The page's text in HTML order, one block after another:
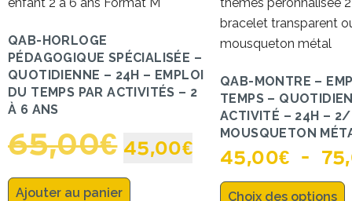
QAB-HORLOGE
PÉDAGOGIQUE SPÉCIALISÉE –
QUOTIDIENNE – 24H – EMPLOI
DU TEMPS PAR ACTIVITÉS – 2
À 6 ANS
65,00€ 45,00€
Ajouter au panier
QAB-MONTRE –
TEMPS –
ACTIVITÉ – 24H –
MOUSQUETON
45,00€ –
Choix des options